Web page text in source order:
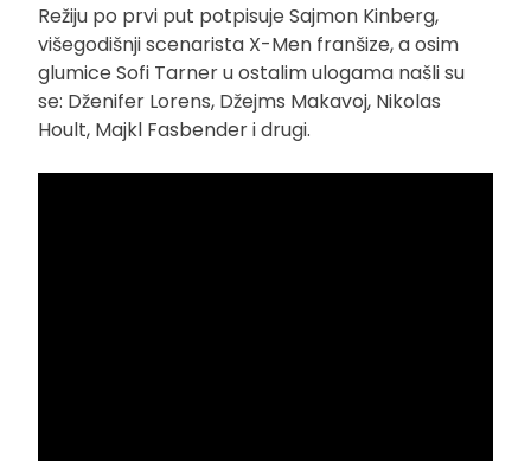
Režiju po prvi put potpisuje Sajmon Kinberg,
višegodišnji scenarista X-Men franšize, a osim
glumice Sofi Tarner u ostalim ulogama našli su
se: Dženifer Lorens, Džejms Makavoj, Nikolas
Hoult, Majkl Fasbender i drugi.